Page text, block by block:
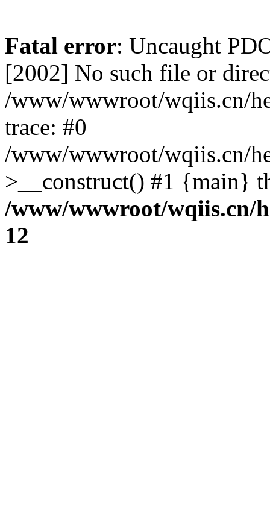
Fatal error: Uncaught
[2002] No such file or
/www/wwwroot/wqiis.cn/
trace: #0
/www/wwwroot/wqiis.cn/
>__construct() #1 {main}
/www/wwwroot/wqiis.cn/
12